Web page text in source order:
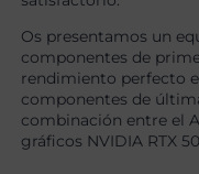
Os presentamos un
componentes de
rendimiento perfecto
componentes de
combinación entre el
gráficos NVIDIA RTX